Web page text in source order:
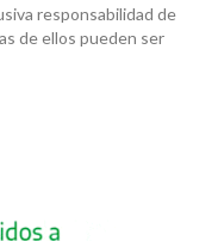
responsabilidad de
de ellos pueden ser